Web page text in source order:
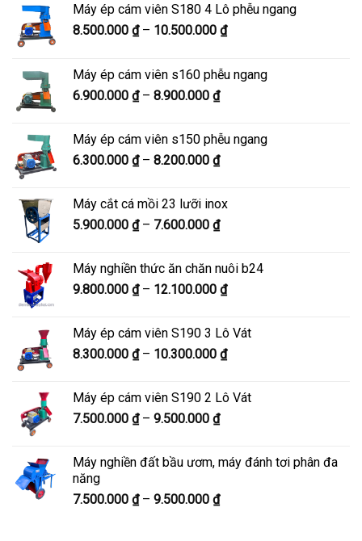
Máy ép cám viên S180 4 Lô phễu ngang
8.500.000 ₫ – 10.500.000 ₫Khoảng
8.500.000 ₫
Máy ép cám viên s160 phễu ngang
6.900.000 ₫ – 8.900.000 ₫Khoảng
từ
6.900.000 ₫
đến
Máy ép cám viên s150 phễu ngang
6.300.000 ₫ – 8.200.000 ₫Khoảng
6.300.000 ₫
đến
Máy cắt cá mồi 23 lưỡi inox
5.900.000 ₫ – 7.600.000 ₫Khoảng
5.900.000 ₫
đến
Máy nghiền thức ăn chăn nuôi b24
9.800.000 ₫ – 12.100.000 ₫Khoảng
9.800.000 ₫
đến
Máy ép cám viên S190 3 Lô Vát
8.300.000 ₫ – 10.300.000 ₫Khoảng
8.300.000 ₫
Máy ép cám viên S190 2 Lô Vát
7.500.000 ₫ – 9.500.000 ₫Khoảng
7.500.000 ₫
9.500.000 ₫
Máy nghiền đất bầu ươm, máy đánh tơi phân đa
năng
7.500.000 ₫ – 9.500.000 ₫Khoảng